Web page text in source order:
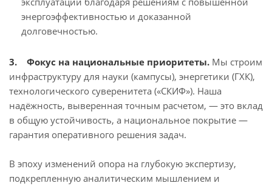
энергоэффективностью и доказанной
долговечностью.
3. Фокус на национальные приоритеты. Мы строим
инфраструктуру для науки (кампусы), энергетики (ГХК),
технологического суверенитета («СКИФ»). Наша
надёжность, выверенная точным расчетом, — это вклад
в общую устойчивость, а национальное покрытие —
гарантия оперативного решения задач.
В эпоху изменений опора на глубокую экспертизу,
подкрепленную аналитическим мышлением и